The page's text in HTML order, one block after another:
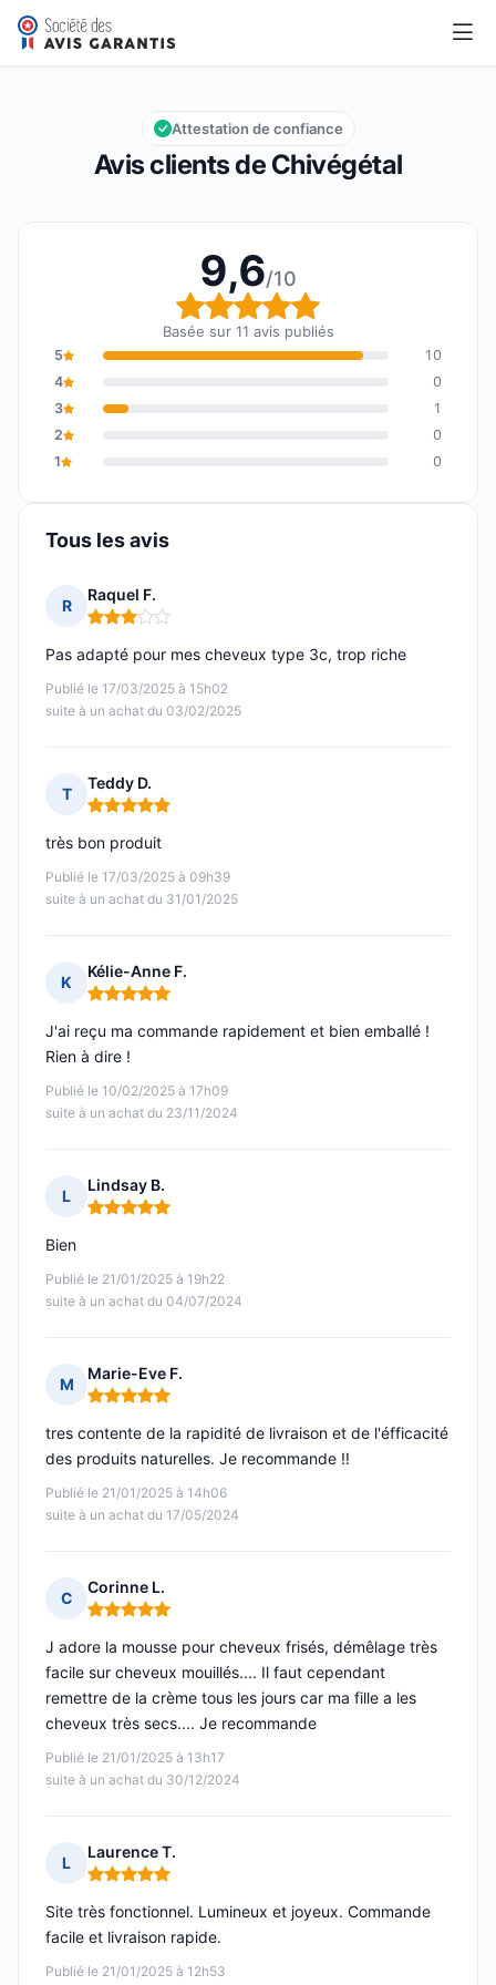
Chivégétal
Note globale : 9,6 sur 10
9,6/10
Avis clients de Chivégétal
Attestation de confiance
9,6/10
Note globale : 9,6 sur
Basée sur 11 avis publiés
5
10
4
0
3
1
2
0
1
0
Tous les avis
R
Raquel F.
Note : 3 sur 5
Publié le 17/03/2025 à 15h02
suite à un achat du 03/02/2025
Pas adapté pour mes cheveux type 3c, trop riche
T
Teddy D.
Note : 5 sur 5
Publié le 17/03/2025 à 09h39
suite à un achat du 31/01/2025
très bon produit
K
Kélie-Anne F.
Note : 5 sur 5
Publié le 10/02/2025 à 17h09
suite à un achat du 23/11/2024
J'ai reçu ma commande rapidement et bien emballé !
Rien à dire !
L
Lindsay B.
Note : 5 sur 5
Publié le 21/01/2025 à 19h22
suite à un achat du 04/07/2024
Bien
M
Marie-Eve F.
Note : 5 sur 5
Publié le 21/01/2025 à 14h06
suite à un achat du 17/05/2024
tres contente de la rapidité de livraison et de l'éfficacité
des produits naturelles. Je recommande !!
C
Corinne L.
Note : 5 sur 5
Publié le 21/01/2025 à 13h17
suite à un achat du 30/12/2024
J adore la mousse pour cheveux frisés, démêlage très
facile sur cheveux mouillés.... Il faut cependant
remettre de la crème tous les jours car ma fille a les
cheveux très secs.... Je recommande
L
Laurence T.
Note : 5 sur 5
Publié le 21/01/2025 à 12h53
Site très fonctionnel. Lumineux et joyeux. Commande
facile et livraison rapide.